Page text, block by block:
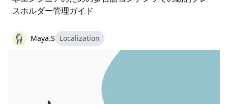
スホルダー管理ガイド
Maya.S Localization